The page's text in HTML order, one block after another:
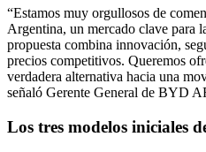
“Estamos muy orgullosos de
Argentina, un mercado clave para
propuesta combina innovación,
precios competitivos. Queremos
verdadera alternativa hacia una
señaló Gerente General de BYD
Los tres modelos iniciales